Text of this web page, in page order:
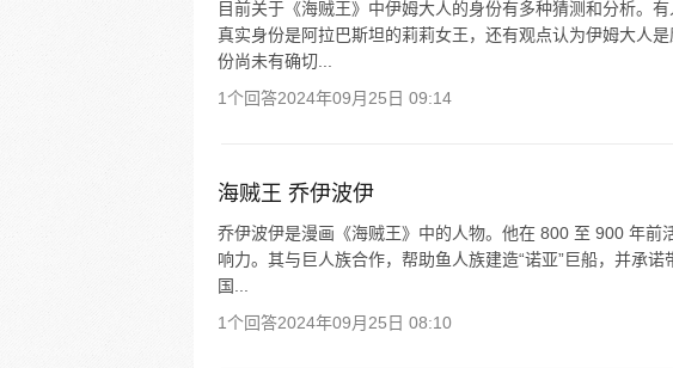
目前关于《海贼王》中伊姆大人的身份有多种猜测和分析。
真实身份是阿拉巴斯坦的莉莉女王，还有观点认为伊姆大人
份尚未有确切...
1个回答2024年09月25日 09:14
海贼王 乔伊波伊
乔伊波伊是漫画《海贼王》中的人物。他在 800 至 900 年前
响力。其与巨人族合作，帮助鱼人族建造“诺亚”巨船，并承
国...
1个回答2024年09月25日 08:10